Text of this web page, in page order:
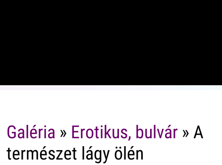
Galéria » Erotikus, bulvár» A
természet lágy ölén